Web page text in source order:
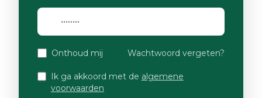
Onthoud mij Wachtwoord vergeten?
Ik ga akkoord met de algemene
voorwaarden